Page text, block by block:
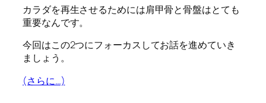
カラダを再生させるためには肩甲骨と骨盤はとても
重要なんです。
今回はこの2つにフォーカスしてお話を進めていき
ましょう。
(さらに…)